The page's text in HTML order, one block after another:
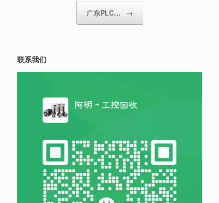
广东PLC… →
联系我们